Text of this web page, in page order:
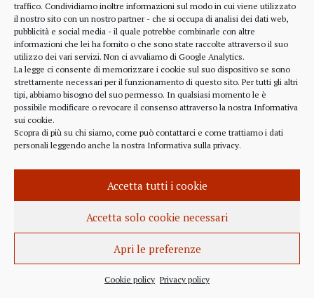
traffico. Condividiamo inoltre informazioni sul modo in cui viene utilizzato
il nostro sito con un nostro partner - che si occupa di analisi dei dati web,
pubblicità e social media - il quale potrebbe combinarle con altre
informazioni che lei ha fornito o che sono state raccolte attraverso il suo
utilizzo dei vari servizi. Non ci avvaliamo di Google Analytics.
La legge ci consente di memorizzare i cookie sul suo dispositivo se sono
strettamente necessari per il funzionamento di questo sito. Per tutti gli altri
tipi, abbiamo bisogno del suo permesso. In qualsiasi momento le è
possibile modificare o revocare il consenso attraverso la nostra Informativa
sui cookie.
Scopra di più su chi siamo, come può contattarci e come trattiamo i dati
personali leggendo anche la nostra Informativa sulla privacy.
Accetta tutti i cookie
Accetta solo cookie necessari
Apri le preferenze
Cookie policy Privacy policy
scelte finanziarie operate dal fondo BlackRock.
Occorre leggere molto attentamente il testo della
lettera
(https://www.blackrock.com/corporate/investor-
relations/larry-fink-chairmans-letter). Fink afferma
chiaramente che...
INFORMAZIONE 27 APRILE 2022
Istanza per l’abrogazione
dell’obbligo vaccinale al Governo
Italiano e alla Commissione Europea
Europea per l’abrogazione della normativa